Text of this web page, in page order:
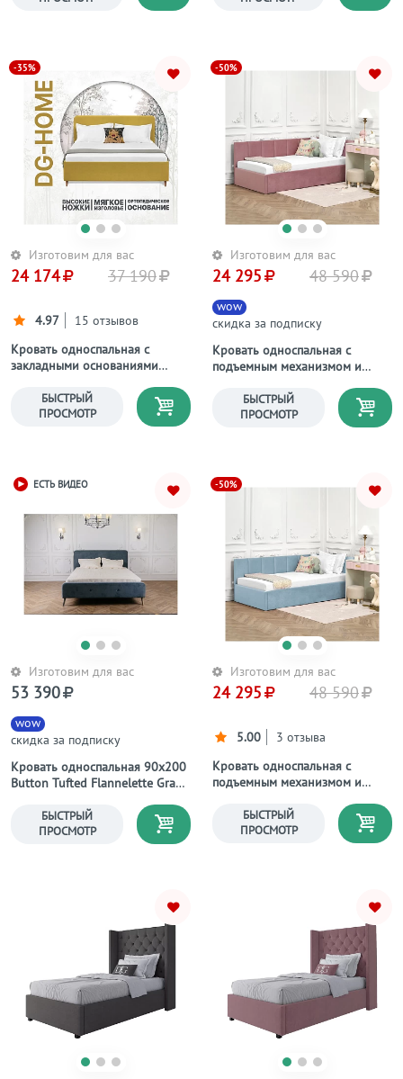
-35%
Изготовим для вас
Кровать односпальная с
закладными основаниями
"Сканди"
4.97 15 отзывов
24 174 37 190
БЫСТРЫЙ
ПРОСМОТР
-50%
Изготовим для вас
Кровать односпальная с
подъемным механизмом и
пыльно-розовая Вега Мини
wow
скидка за подписку
24 295 48 590
БЫСТРЫЙ
ПРОСМОТР
ЕСТЬ ВИДЕО
Изготовим для вас
Кровать односпальная 90х200
Button Tufted Flannelette Gray
wow
скидка за подписку
53 390
БЫСТРЫЙ
ПРОСМОТР
-50%
Изготовим для вас
Кровать односпальная с
подъемным механизмом и
голубая Вега Мини
5.00 3 отзыва
24 295 48 590
БЫСТРЫЙ
ПРОСМОТР